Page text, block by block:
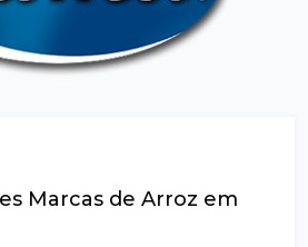
Marcas de Arroz em